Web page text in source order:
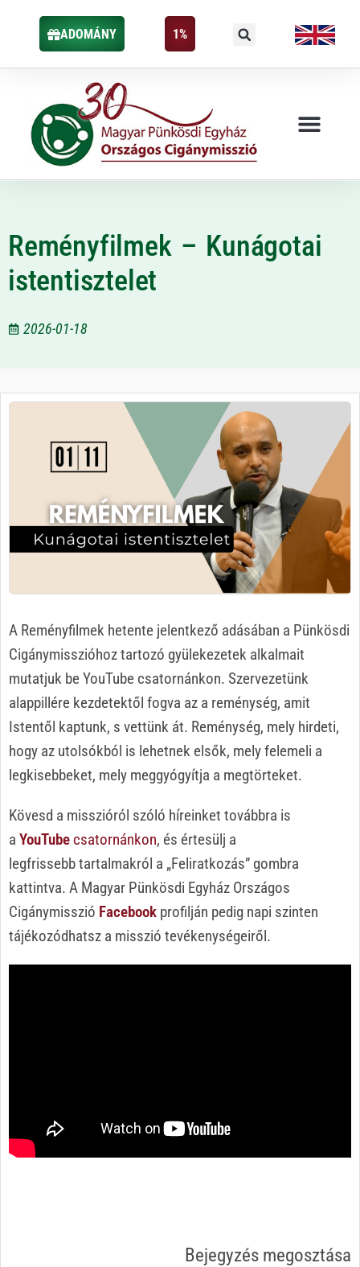
ADOMÁNY 1%
Reményfilmek – Kunágotai
istentisztelet
2026-01-18
A Reményfilmek hetente jelentkező adásában a Pünkösdi
Cigánymisszióhoz tartozó gyülekezetek alkalmait
mutatjuk be YouTube csatornánkon. Szervezetünk
alappillére kezdetektől fogva az a reménység, amit
Istentől kaptunk, s vettünk át. Reménység, mely hirdeti,
hogy az utolsókból is lehetnek elsők, mely felemeli a
legkisebbeket, mely meggyógyítja a megtörteket.
Kövesd a misszióról szóló híreinket továbbra is
a YouTube csatornánkon, és értesülj a
legfrissebb tartalmakról a „Feliratkozás” gombra
kattintva. A Magyar Pünkösdi Egyház Országos
Cigánymisszió Facebook profilján pedig napi szinten
tájékozódhatsz a misszió tevékenységeiről.
Bejegyzés megosztása